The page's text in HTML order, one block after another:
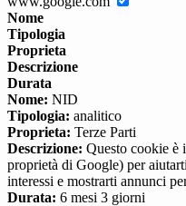
Nome
Tipologia
Proprieta
Descrizione
Durata
Nome: NID
Tipologia: analitico
Proprieta: Terze Parti
Descrizione: Questo cookie è
proprietà di Google) per
interessi e mostrarti annunci
Durata: 6 mesi 3 giorni